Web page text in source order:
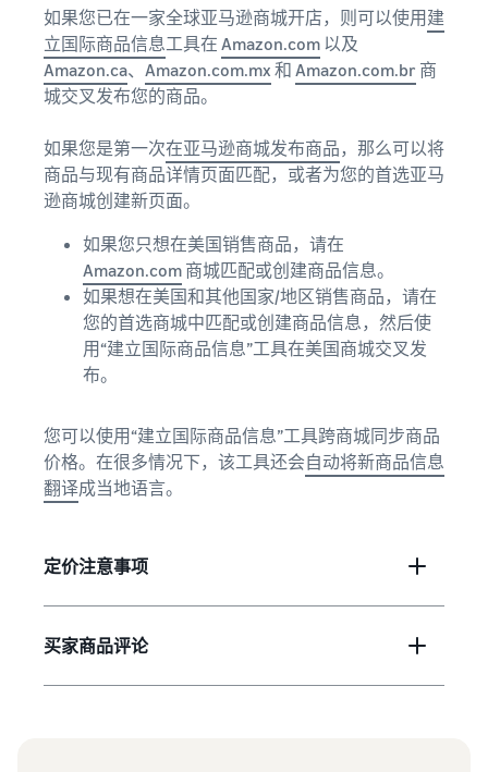
如果您已在一家全球亚马逊商城开店，则可以使用建
立国际商品信息工具在 Amazon.com 以及
Amazon.ca、 Amazon.com.mx 和 Amazon.com.br 商
城交叉发布您的商品。
如果您是第一次在亚马逊商城发布商品 ，那么可以将
商品与现有商品详情页面匹配，或者为您的首选亚马
逊商城创建新页面。
如果您只想在美国销售商品，请在
Amazon.com 商城匹配或创建商品信息。
如果想在美国和其他国家/地区销售商品，请在
您的首选商城中匹配或创建商品信息，然后使
用“建立国际商品信息”工具在美国商城交叉发
布。
您可以使用“建立国际商品信息”工具跨商城同步商品
价格。在很多情况下，该工具还会自动将新商品信息
翻译成当地语言。
定价注意事项
买家商品评论